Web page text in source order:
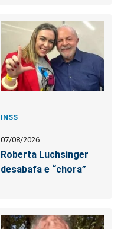
INSS
07/08/2026
Roberta Luchsinger
desabafa e “chora”